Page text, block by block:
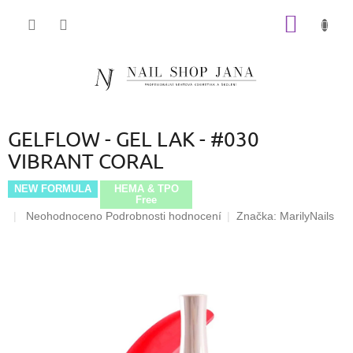
GELFLOW - GEL LAK - #030
VIBRANT CORAL
NEW FORMULA
HEMA & TPO
Free
Průměrné
Neohodnoceno Podrobnosti hodnocení Značka: MarilyNails